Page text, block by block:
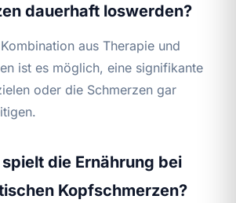
dauerhaft loswerden?
aus Therapie und
ist es möglich, eine signifikante
oder die Schmerzen gar
die Ernährung bei
Kopfschmerzen?